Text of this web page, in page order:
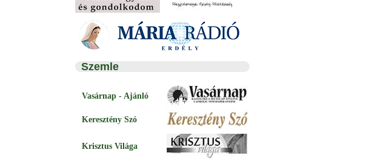
Szemle
Vasárnap - Ajánló
Keresztény Szó
Krisztus Világa